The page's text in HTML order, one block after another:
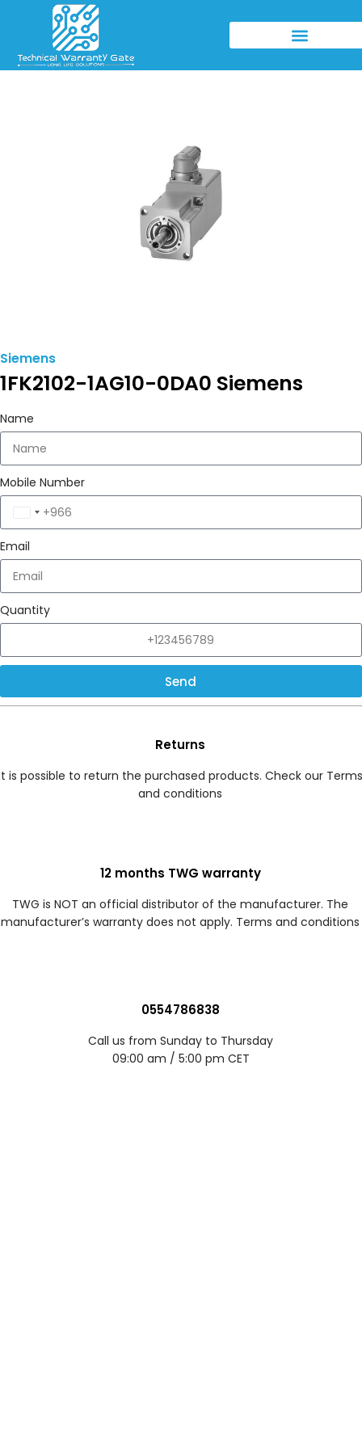
Siemens
1FK2102-1AG10-0DA0 Siemens
Name
Mobile Number
Saudi
Arabia
+966
Email
Quantity
Send
Returns
is possible to return the purchased products. Check our Terms
and conditions
12 months TWG warranty
TWG is NOT an official distributor of the manufacturer. The
manufacturer’s warranty does not apply. Terms and conditions
0554786838
Call us from Sunday to Thursday
09:00 am / 5:00 pm CET